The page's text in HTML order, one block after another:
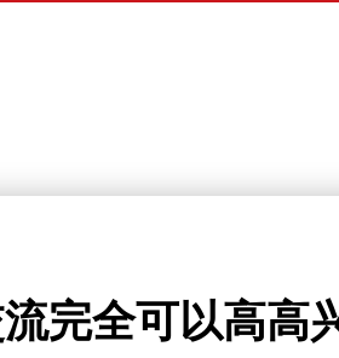
完全可以高高